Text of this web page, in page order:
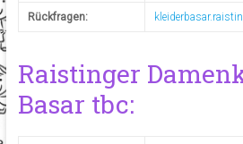
Rückfragen:
Raistinger
Basar tbc: